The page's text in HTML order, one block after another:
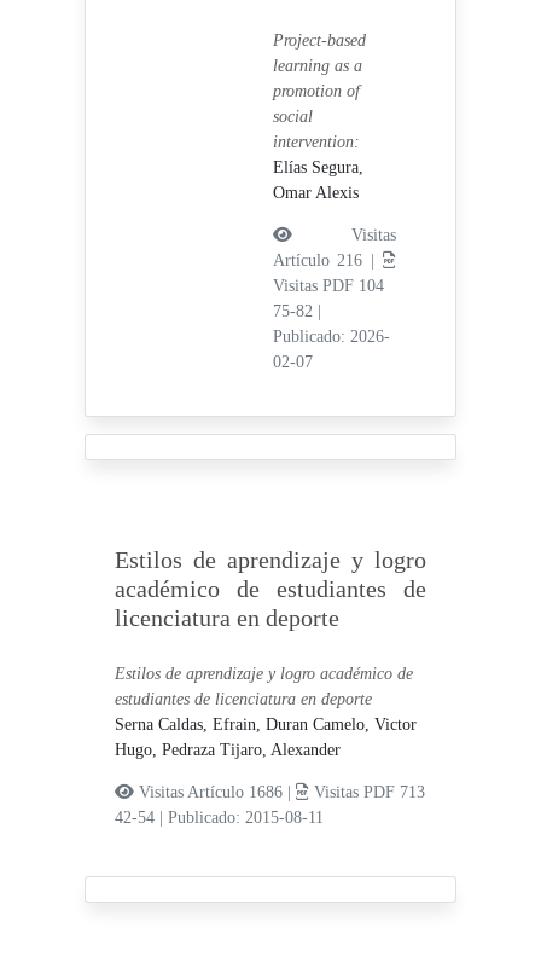
Project-based
learning as a
promotion of
social
intervention:
Elías Segura,
Omar Alexis
Visitas
Artículo 216 |
Visitas PDF 104
75-82
Publicado: 2026-
02-07
Estilos de aprendizaje y logro
académico de estudiantes de
licenciatura en deporte
Estilos de aprendizaje y logro académico de
estudiantes de licenciatura en deporte
Serna Caldas, Efrain,Duran Camelo, Victor
Hugo,Pedraza Tijaro, Alexander
Visitas Artículo 1686 |
Visitas PDF 713
42-54
|Publicado: 2015-08-11